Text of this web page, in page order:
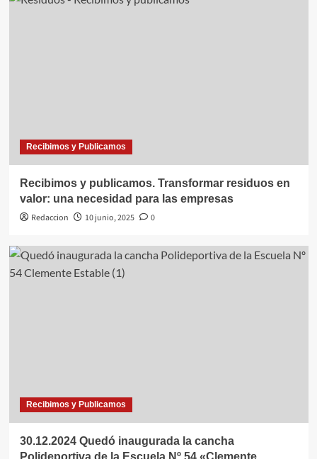
Recibimos y Publicamos
Recibimos y publicamos. Transformar residuos en
valor: una necesidad para las empresas
Redaccion
10 junio, 2025 0
Recibimos y Publicamos
30.12.2024 Quedó inaugurada la cancha